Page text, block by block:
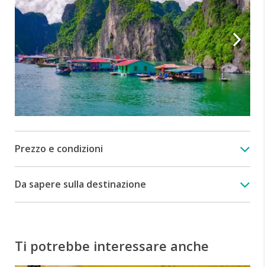
Prezzo e condizioni
Da sapere sulla destinazione
Ti potrebbe interessare anche